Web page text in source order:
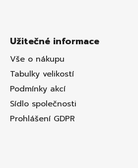
Užitečné informace
Vše o nákupu
Tabulky velikostí
Podmínky akcí
Sídlo společnosti
Prohlášení GDPR